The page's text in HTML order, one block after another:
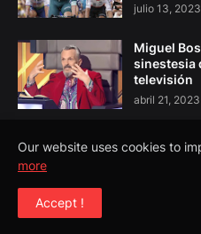
julio 13, 2023
Miguel
sinestesia
televisión
abril 21, 2023
Copyright ©
Our website uses cookies to
more
Accept !